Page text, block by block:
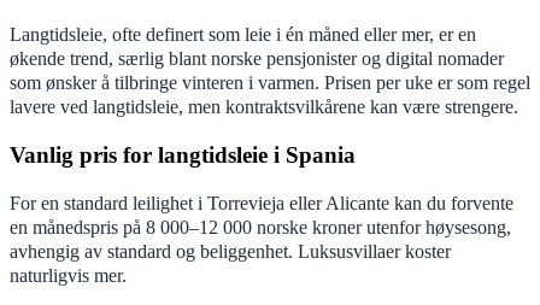
Langtidsleie, ofte definert som leie i én måned eller mer, er en
økende trend, særlig blant norske pensjonister og digital nomader
som ønsker å tilbringe vinteren i varmen. Prisen per uke er som regel
lavere ved langtidsleie, men kontraktsvilkårene kan være strengere.
Vanlig pris for langtidsleie i Spania
For en standard leilighet i Torrevieja eller Alicante kan du forvente
en månedspris på 8 000–12 000 norske kroner utenfor høysesong,
avhengig av standard og beliggenhet. Luksusvillaer koster
naturligvis mer.